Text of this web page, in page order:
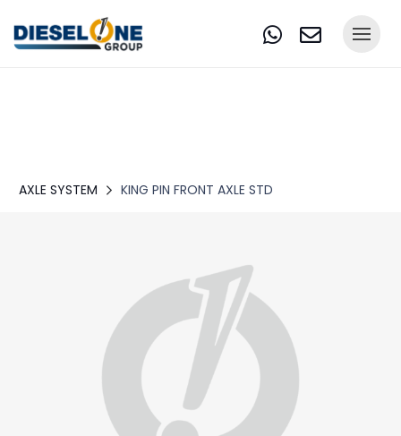
AXLE SYSTEM KING PIN FRONT AXLE STD